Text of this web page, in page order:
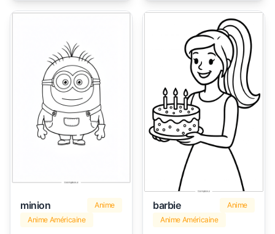
minion
Anime
Anime Américaine
barbie
Anime
Anime Américaine